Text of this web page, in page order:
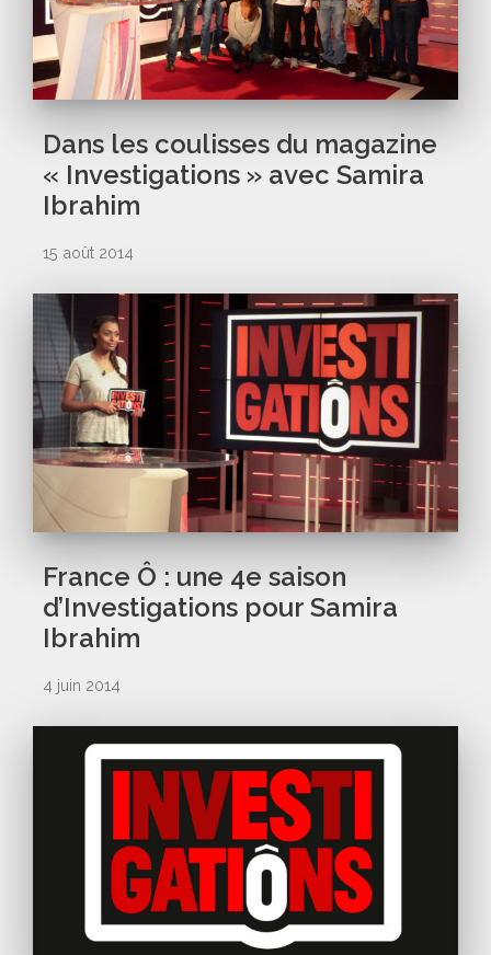
Dans les coulisses du magazine
« Investigations » avec Samira
Ibrahim
15 août 2014
France Ô : une 4e saison
d’Investigations pour Samira
Ibrahim
4 juin 2014